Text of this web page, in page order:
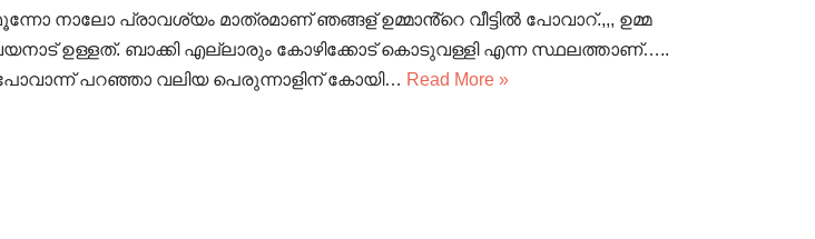
നാലോ പ്രാവശ്യം മാത്രമാണ് ഞങ്ങള് ഉമ്മാൻ്റെ വീട്ടിൽ പോവാറ്.,,, ഉമ്മ
ഉള്ളത്. ബാക്കി എല്ലാരും കോഴിക്കോട് കൊടുവള്ളി എന്ന സ്ഥലത്താണ്…..
പറഞ്ഞാ വലിയ പെരുന്നാളിന് കോയി… Read More »